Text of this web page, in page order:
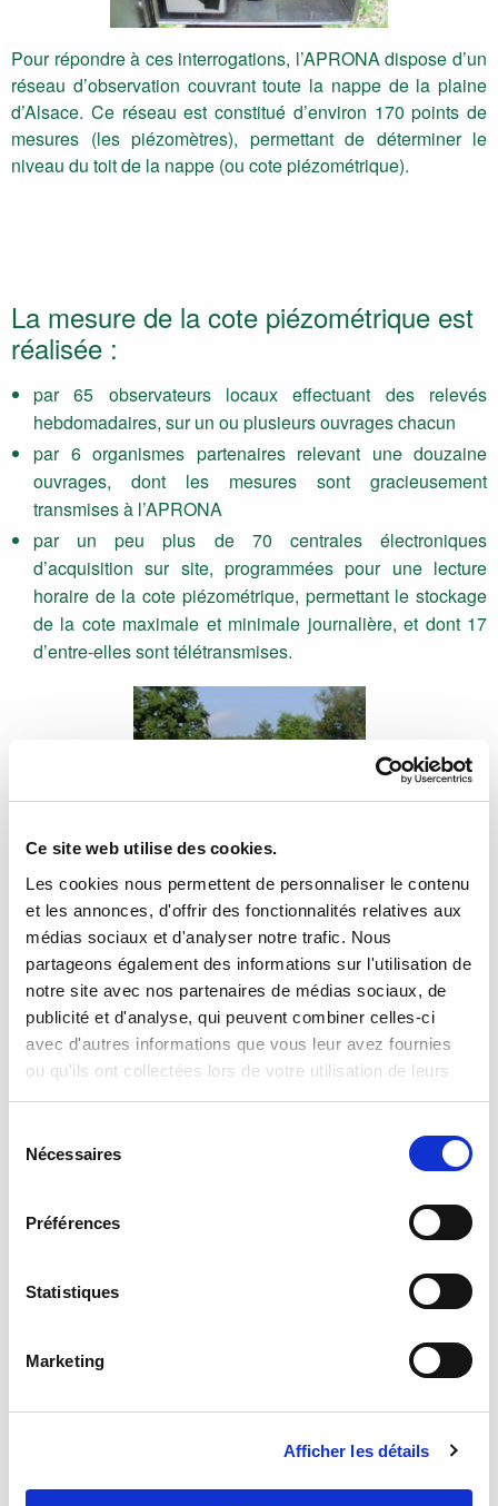
Ce site web utilise des cookies.
Les cookies nous permettent de personnaliser le contenu
et les annonces, d'offrir des fonctionnalités relatives aux
médias sociaux et d'analyser notre trafic. Nous
partageons également des informations sur l'utilisation de
notre site avec nos partenaires de médias sociaux, de
publicité et d'analyse, qui peuvent combiner celles-ci
avec d'autres informations que vous leur avez fournies
ou qu'ils ont collectées lors de votre utilisation de leurs
services.
Nécessaires
Préférences
Statistiques
Marketing
Afficher les détails
Pour répondre à ces interrogations, l’APRONA dispose d’un
réseau d’observation couvrant toute la nappe de la plaine
d’Alsace. Ce réseau est constitué d’environ 170 points de
mesures (les piézomètres), permettant de déterminer le
niveau du toit de la nappe (ou cote piézométrique).
La mesure de la cote piézométrique est
réalisée :
par 65 observateurs locaux effectuant des relevés
hebdomadaires, sur un ou plusieurs ouvrages chacun
par 6 organismes partenaires relevant une douzaine
ouvrages, dont les mesures sont gracieusement
transmises à l’APRONA
par un peu plus de 70 centrales électroniques
d’acquisition sur site, programmées pour une lecture
horaire de la cote piézométrique, permettant le stockage
de la cote maximale et minimale journalière, et dont 17
d’entre-elles sont télétransmises.
Les données piézométriques relevées sur ce réseau sont
ensuite stockées, après analyse et validation, dans la base
édités des graphiques représentant les variations du niveau
de la nappe sur plusieurs années. L’APRONA dispose, pour
niveau de la nappe, pour une période d’observation
moyenne de 25 à 30 ans ; certains points sont observés
depuis les années 1950, ce qui permet d’effectuer des
traitements statistiques, mensuels ou annuels, sur de
Les données issues du suivi du réseau piézométrique sont